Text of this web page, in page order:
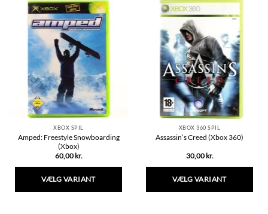
XBOX SPIL
Amped: Freestyle Snowboarding
(Xbox)
60,00 kr.
VÆLG VARIANT
XBOX 360 SPIL
Assassin’s Creed (Xbox 360)
30,00 kr.
VÆLG VARIANT